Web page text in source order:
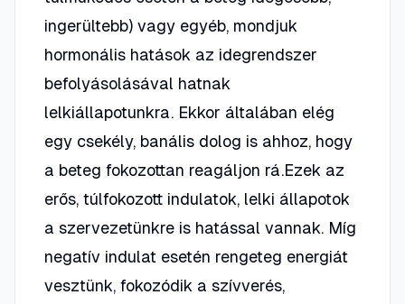
ingerültebb) vagy egyéb, mondjuk
hormonális hatások az idegrendszer
befolyásolásával hatnak
lelkiállapotunkra. Ekkor általában elég
egy csekély, banális dolog is ahhoz, hogy
a beteg fokozottan reagáljon rá.Ezek az
erős, túlfokozott indulatok, lelki állapotok
a szervezetünkre is hatással vannak. Míg
negatív indulat esetén rengeteg energiát
vesztünk, fokozódik a szívverés,